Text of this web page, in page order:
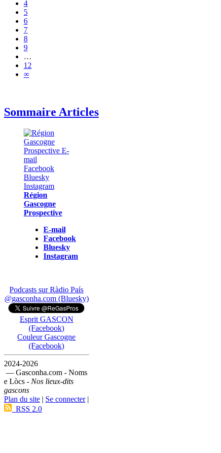
4
5
6
7
8
9
…
12
∞
Sommaire Articles
Région
Gascogne
Prospective
E-mail
Facebook
Bluesky
Instagram
Podcasts sur Ràdio País
@gasconha.com (Bluesky)
Esprit GASCON
(Facebook)
Couleur Gascogne
(Facebook)
2024-2026
— Gasconha.com - Noms
e Lòcs - Nos lieux-dits
gascons
Plan du site | Se connecter|
RSS 2.0